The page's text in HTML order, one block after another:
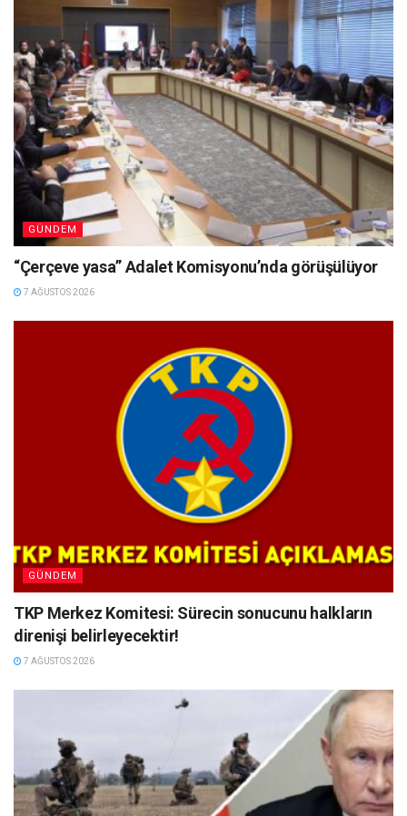
GÜNDEM
“Çerçeve yasa” Adalet Komisyonu’nda görüşülüyor
7 AĞUSTOS 2026
GÜNDEM
TKP Merkez Komitesi: Sürecin sonucunu halkların
direnişi belirleyecektir!
7 AĞUSTOS 2026